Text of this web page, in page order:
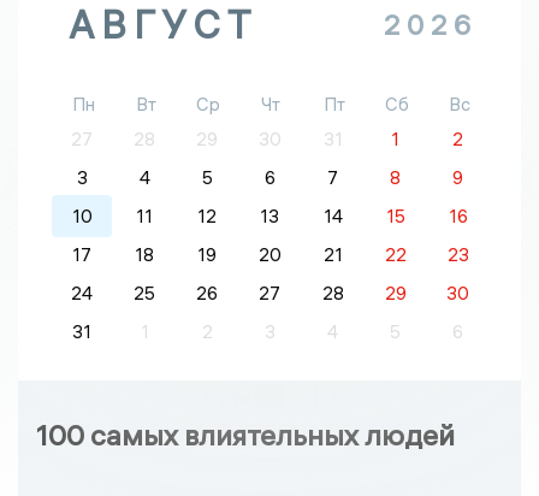
АВГУСТ 2026
Пн Вт Ср Чт Пт Сб
Вс
27
28 29 30 31 1
2
3
4 5 6 7 8
9
10
11 12 13 14 15
16
17
18 19 20 21 22
23
24
25 26 27 28 29
30
31
1 2 3 4 5 6
100 самых влиятельных людей